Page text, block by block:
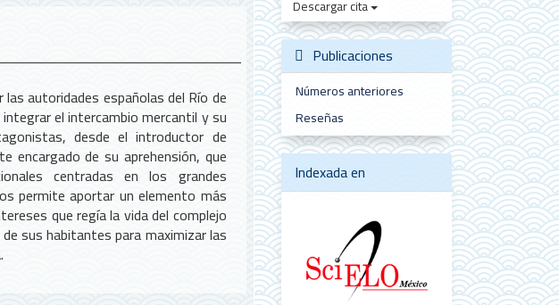
autoridades españolas del Río de
el intercambio mercantil y su
desde el introductor de
encargado de su aprehensión, que
centradas en los grandes
permite aportar un elemento más
que regía la vida del complejo
sus habitantes para maximizar las
Descargar cita
Publicaciones
Números anteriores
Reseñas
Indexada en